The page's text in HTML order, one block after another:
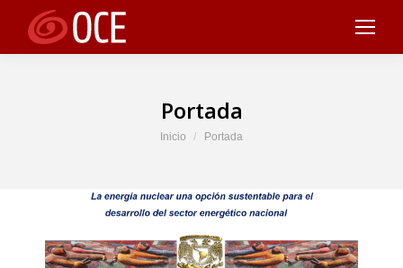
Portada
Estás aquí:
Inicio Portada